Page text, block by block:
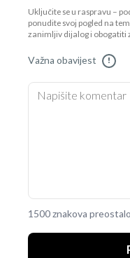
Uključite se u raspravu –
ponudite svoj pogled na
zanimljiv dijalog i obogatiti
Važna obavijest !
1500 znakova preostalo